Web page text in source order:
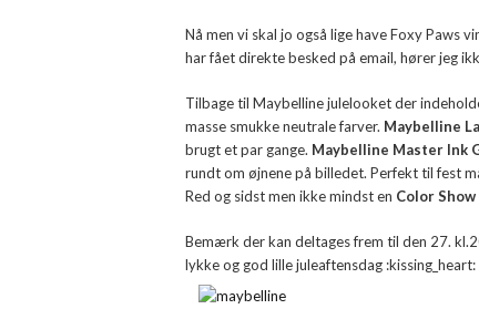
Nå men vi skal jo også lige have Foxy Paws
har fået direkte besked på email, hører jeg
Tilbage til Maybelline julelooket der
masse smukke neutrale farver. Maybelline
brugt et par gange. Maybelline Master Ink
rundt om øjnene på billedet. Perfekt til fest
Red og sidst men ikke mindst en Color
Bemærk der kan deltages frem til den 27.
lykke og god lille juleaftensdag :kissing_heart: